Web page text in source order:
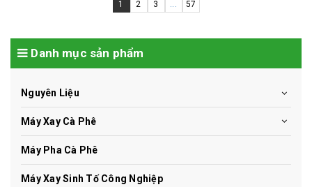
1 2 3 ... 57
Danh mục sản phẩm
Nguyên Liệu
Máy Xay Cà Phê
Máy Pha Cà Phê
Máy Xay Sinh Tố Công Nghiệp